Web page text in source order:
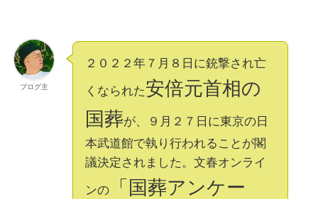
ブログ主
２０２２年７月８日に銃撃され亡
くなられた安倍元首相の
国葬が、９月２７日に東京の日
本武道館で執り行われることが閣
議決定されました。文春オンライ
ンの「国葬アンケー